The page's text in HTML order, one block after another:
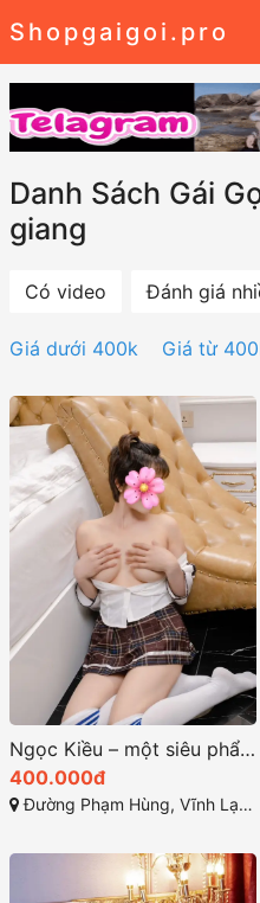
Shopgaigoi.pro
Danh Sách Gái
giang
Có video Đánh giá
Giá dưới 400k Giá từ
Ngọc Kiều – một siêu phẩm cuồng nhiệt ở rạch giá
400.000đ
Đường Phạm Hùng, Vĩnh Lạc, Rạch Giá, Kiên Giang